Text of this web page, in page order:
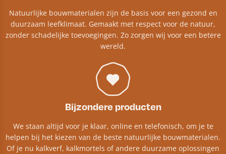
Natuurlijke bouwmaterialen zijn de basis voor een gezond en
duurzaam leefklimaat. Gemaakt met respect voor de natuur,
zonder schadelijke toevoegingen. Zo zorgen wij voor een betere
wereld.
Bijzondere producten
We staan altijd voor je klaar, online en telefonisch, om je te
helpen bij het kiezen van de beste natuurlijke bouwmaterialen.
Of je nu kalkverf, kalkmortels of andere duurzame oplossingen